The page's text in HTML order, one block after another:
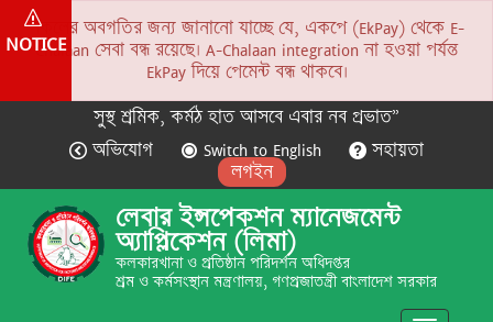
NOTICE
সকলের অবগতির জন্য জানানো যাচ্ছে যে, একপে (EkPay) থেকে E-
Chalaan সেবা বন্ধ রয়েছে। A-Chalaan integration না হওয়া পর্যন্ত
EkPay দিয়ে পেমেন্ট বন্ধ থাকবে।
সুস্থ শ্রমিক, কর্মঠ হাত আসবে এবার নব প্রভাত”
অভিযোগ
Switch to English
সহায়তা
লগইন
লেবার ইন্সপেকশন ম্যানেজমেন্ট
অ্যাপ্লিকেশন (লিমা)
কলকারখানা ও প্রতিষ্ঠান পরিদর্শন অধিদপ্তর
শ্রম ও কর্মসংস্থান মন্ত্রণালয়, গণপ্রজাতন্ত্রী বাংলাদেশ সরকার